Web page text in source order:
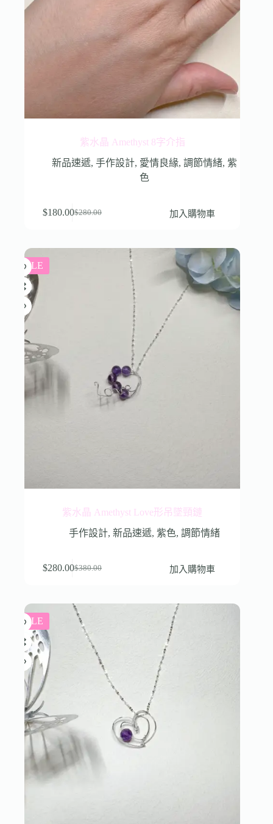
紫水晶 Amethyst 8字介指
新品速遞,手作設計, 愛情良緣,調節情緒,紫
色
$280.00
$180.00 加入購物車
SALE
紫水晶 Amethyst Love形吊墜頸鏈
手作設計,新品速遞,紫色,調節情緒
$380.00
$280.00 加入購物車
SALE